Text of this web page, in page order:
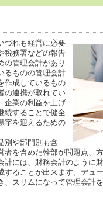
づれも経営に必要
税務署などの報告
の管理会計があり
るものの管理会計
作成しているもの
の連携が取れてい
企業の利益を上げ
続することで健全
字を迎えるための
別や部門別も含
者を含めた幹部が問題点、
計には、財務会計のように
することが出来ます。デュ
、スリムになって管理会計